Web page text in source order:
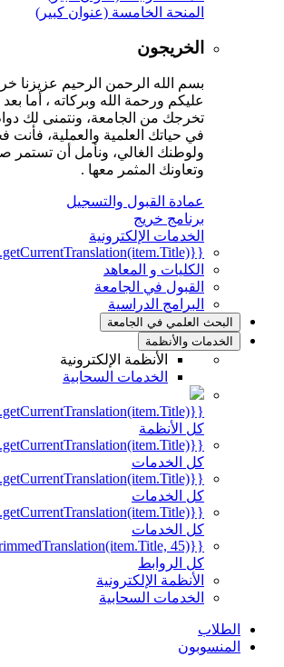
المنحة الخامسة (عنوان كبير)
الخريجون
بسم الله الرحمن الرحيم عزيزنا
عليكم ورحمة الله وبركاته ، أما
تخرجك من الجامعة، ونتمنى لك
في حياتك العلمية والعملية، فأنت
ولوطنك الغالي، ونأمل أن تستمر
وتعاونك المثمر معها .
عمادة القبول والتسجيل
برنامج خريج
الخدمات الإلكترونية
{{mmc.getCurrentTranslation(item.Title)}}
الكليات و المعاهد
القبول في الجامعة
البرامج الدراسية
البحث العلمي في الجامعة
الخدمات والأنظمة
الأنظمة الإلكترونية
الخدمات السحابية
{{mmc.getCurrentTranslation(item.Title)}}
كل الأنظمة
{{mmc.getCurrentTranslation(item.Title)}}
كل الخدمات
{{mmc.getCurrentTranslation(item.Title)}}
كل الخدمات
{{mmc.getCurrentTranslation(item.Title)}}
كل الخدمات
{{mmc.getTrimmedTranslation(item.Title, 45)}}
كل الروابط
الأنظمة الإلكترونية
الخدمات السحابية
الطلاب
المنسوبون